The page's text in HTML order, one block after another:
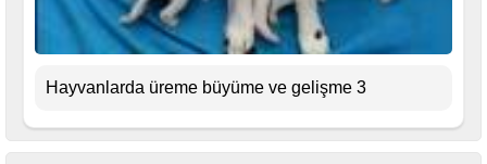
Hayvanlarda üreme büyüme ve gelişme 3